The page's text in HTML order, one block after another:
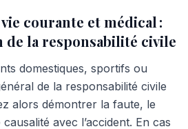
courante et médical :
la responsabilité civile
domestiques, sportifs ou
de la responsabilité civile
alors démontrer la faute, le
avec l’accident. En cas